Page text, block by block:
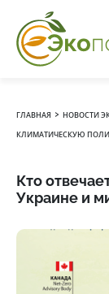
ГЛАВНАЯ › НОВОСТИ
КЛИМАТИЧЕСКУЮ
Кто
Украине и